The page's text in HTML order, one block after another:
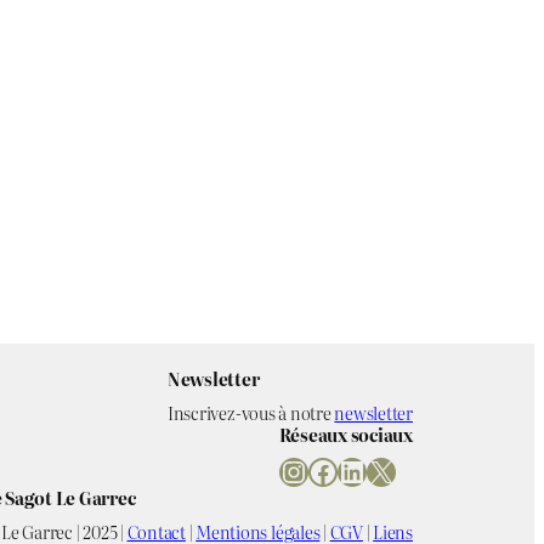
Newsletter
Inscrivez-vous à notrenewsletter
Réseaux sociaux
InstagramFacebook LinkedIn X
Le Garrec
Garrec | 2025 |Contact|Mentions légales|CGV|Liens